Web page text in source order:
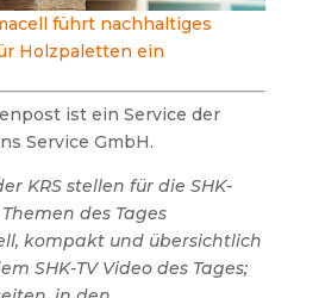
führt nachhaltiges
Holzpaletten ein
ist ein Service der
Service GmbH.
KRS stellen für die SHK-
des Tages
kompakt und übersichtlich
SHK-TV Video des Tages;